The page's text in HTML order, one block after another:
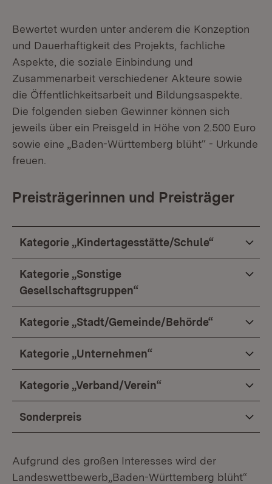
Bewertet wurden unter anderem die Konzeption
und Dauerhaftigkeit des Projekts, fachliche
Aspekte, die soziale Einbindung und
Zusammenarbeit verschiedener Akteure sowie
die Öffentlichkeitsarbeit und Bildungsaspekte.
Die folgenden sieben Gewinner können sich
jeweils über ein Preisgeld in Höhe von 2.500 Euro
sowie eine „Baden-Württemberg blüht“ - Urkunde
freuen.
Preisträgerinnen und Preisträger
Kategorie „Kindertagesstätte/Schule“
Kategorie „Sonstige
Gesellschaftsgruppen“
Kategorie „Stadt/Gemeinde/Behörde“
Kategorie „Unternehmen“
Kategorie „Verband/Verein“
Sonderpreis
Aufgrund des großen Interesses wird der
Landeswettbewerb„Baden-Württemberg blüht“